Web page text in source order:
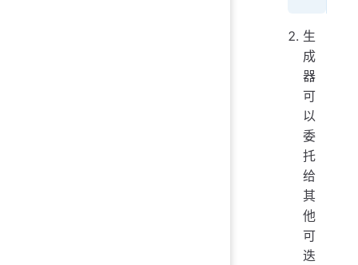
生
成
器
可
以
委
托
给
其
他
可
迭